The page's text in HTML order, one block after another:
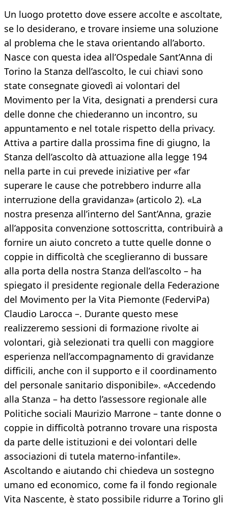
Un luogo protetto dove essere accolte e ascoltate,
se lo desiderano, e trovare insieme una soluzione
al problema che le stava orientando all’aborto.
Nasce con questa idea all’Ospedale Sant’Anna di
Torino la Stanza dell’ascolto, le cui chiavi sono
state consegnate giovedì ai volontari del
Movimento per la Vita, designati a prendersi cura
delle donne che chiederanno un incontro, su
appuntamento e nel totale rispetto della privacy.
Attiva a partire dalla prossima fine di giugno, la
Stanza dell’ascolto dà attuazione alla legge 194
nella parte in cui prevede iniziative per «far
superare le cause che potrebbero indurre alla
interruzione della gravidanza» (articolo 2). «La
nostra presenza all’interno del Sant’Anna, grazie
all’apposita convenzione sottoscritta, contribuirà a
fornire un aiuto concreto a tutte quelle donne o
coppie in difficoltà che sceglieranno di bussare
alla porta della nostra Stanza dell’ascolto – ha
spiegato il presidente regionale della Federazione
del Movimento per la Vita Piemonte (FederviPa)
Claudio Larocca –. Durante questo mese
realizzeremo sessioni di formazione rivolte ai
volontari, già selezionati tra quelli con maggiore
esperienza nell’accompagnamento di gravidanze
difficili, anche con il supporto e il coordinamento
del personale sanitario disponibile». «Accedendo
alla Stanza – ha detto l’assessore regionale alle
Politiche sociali Maurizio Marrone – tante donne o
coppie in difficoltà potranno trovare una risposta
da parte delle istituzioni e dei volontari delle
associazioni di tutela materno-infantile».
Ascoltando e aiutando chi chiedeva un sostegno
umano ed economico, come fa il fondo regionale
Vita Nascente, è stato possibile ridurre a Torino gli